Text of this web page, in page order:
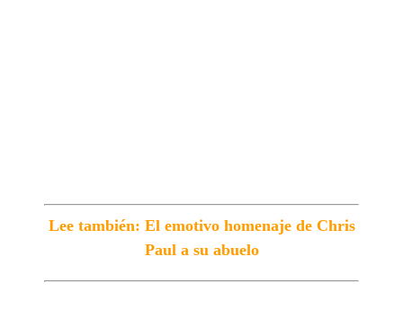
Lee también: El emotivo homenaje de Chris
Paul a su abuelo